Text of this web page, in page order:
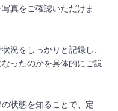
真をご確認いただけま
況をしっかりと記録し、
ったのかを具体的にご説
状態を知ることで、定